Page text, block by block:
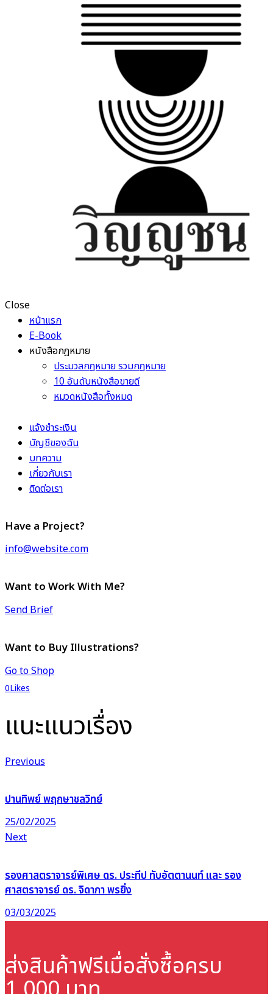
Close
หน้าแรก
E-Book
หนังสือกฎหมาย
ประมวลกฎหมาย รวมกฎหมาย
10 อันดับหนังสือขายดี
หมวดหนังสือทั้งหมด
แจ้งชำระเงิน
บัญชีของฉัน
บทความ
เกี่ยวกับเรา
ติดต่อเรา
Have a Project?
info@website.com
Want to Work With Me?
Send Brief
Want to Buy Illustrations?
Go to Shop
0Likes
แนะแนวเรื่อง
Previous
ปานทิพย์ พฤกษาชลวิทย์
25/02/2025
Next
รองศาสตราจารย์พิเศษ ดร. ประทีป ทับอัตตานนท์ และ รอง
ศาสตราจารย์ ดร. จิดาภา พรยิ่ง
03/03/2025
ส่งสินค้าฟรีเมื่อสั่งซื้อครบ